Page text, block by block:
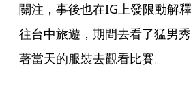
關注，事後也在IG上發限動解
往台中旅遊，期間去看了猛男
著當天的服裝去觀看比賽。